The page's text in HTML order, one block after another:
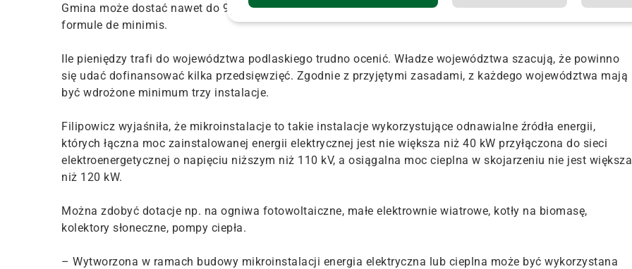
Gmina może dostać nawet do 90 proc. kosztów przedsięwzięcia. Maksymalnie może to być 200 tys. euro w
formule de minimis.
Ile pieniędzy trafi do województwa podlaskiego trudno ocenić. Władze województwa szacują, że powinno
się udać dofinansować kilka przedsięwzięć. Zgodnie z przyjętymi zasadami, z każdego województwa mają
być wdrożone minimum trzy instalacje.
Filipowicz wyjaśniła, że mikroinstalacje to takie instalacje wykorzystujące odnawialne źródła energii,
których łączna moc zainstalowanej energii elektrycznej jest nie większa niż 40 kW przyłączona do sieci
elektroenergetycznej o napięciu niższym niż 110 kV, a osiągalna moc cieplna w skojarzeniu nie jest większa
niż 120 kW.
Można zdobyć dotacje np. na ogniwa fotowoltaiczne, małe elektrownie wiatrowe, kotły na biomasę,
kolektory słoneczne, pompy ciepła.
– Wytworzona w ramach budowy mikroinstalacji energia elektryczna lub cieplna może być wykorzystana